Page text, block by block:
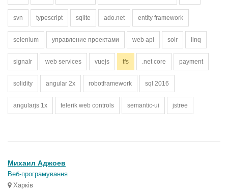
svn typescript sqlite ado.net entity framework
selenium управление проектами web api solr linq
signalr web services vuejs tfs .net core payment
solidity angular 2x robotframework sql 2016
angularjs 1x telerik web controls semantic-ui jstree
Михаил Аджоев
Веб-програмування
Харків